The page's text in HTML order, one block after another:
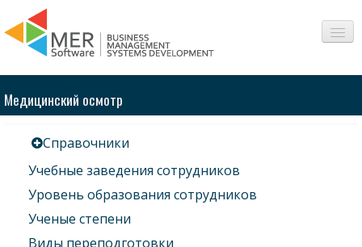
Сферы
Интересное
Медицинский осмотр
Справочники
Учебные заведения сотрудников
Уровень образования сотрудников
Ученые степени
Виды переподготовки